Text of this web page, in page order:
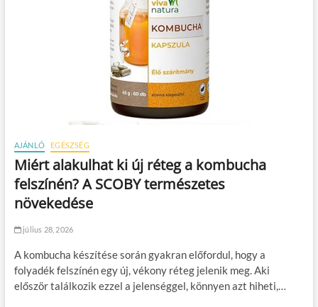
AJÁNLÓ EGÉSZSÉG
Miért alakulhat ki új réteg a kombucha
felszínén? A SCOBY természetes
növekedése
július 28, 2026
A kombucha készítése során gyakran előfordul, hogy a
folyadék felszínén egy új, vékony réteg jelenik meg. Aki
először találkozik ezzel a jelenséggel, könnyen azt hiheti,…